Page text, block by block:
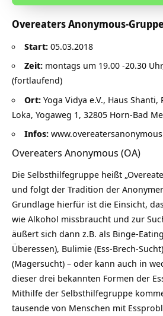
Overeaters Anonymous-
Start: 05.03.2018
Zeit: montags um 19.00 -20.30
(fortlaufend)
Ort: Yoga Vidya e.V., Haus Shanti,
Loka, Yogaweg 1, 32805 Horn-Bad
Infos:
Overeaters Anonymous (OA)
Die Selbsthilfegruppe heißt
und folgt der Tradition der
Grundlage hierfür ist die Einsicht,
wie Alkohol missbraucht und zur
äußert sich dann z.B. als Binge-
Überessen), Bulimie (Ess-Brech-
(Magersucht) – oder kann auch in
dieser drei bekannten Formen der
Mithilfe der Selbsthilfegruppe
tausende von Menschen mit